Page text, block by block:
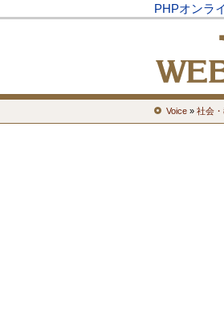
PHPオンラ
Voice » 社会